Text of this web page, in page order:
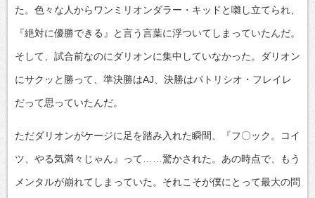
た。色々な人からワンミリオンダラー・キッドと囃し立てられ、
『絶対に優勝できる』と言う言葉に浮ついてしまっていたんだ。
そして、試合前なのにダリオンに集中していなかった。ダリオン
にサクッと勝って、準決勝はAJ、決勝はパトリシオ・フレイレ
だって思っていたんだ。
ただダリオンがケージに足を踏み入れた瞬間、『フ〇ック。コイ
ツ、やる気満々じゃん』って……驚かされた。あの時点で、もう
メンタルが崩れてしまっていた。それこそが僕にとって最大の問